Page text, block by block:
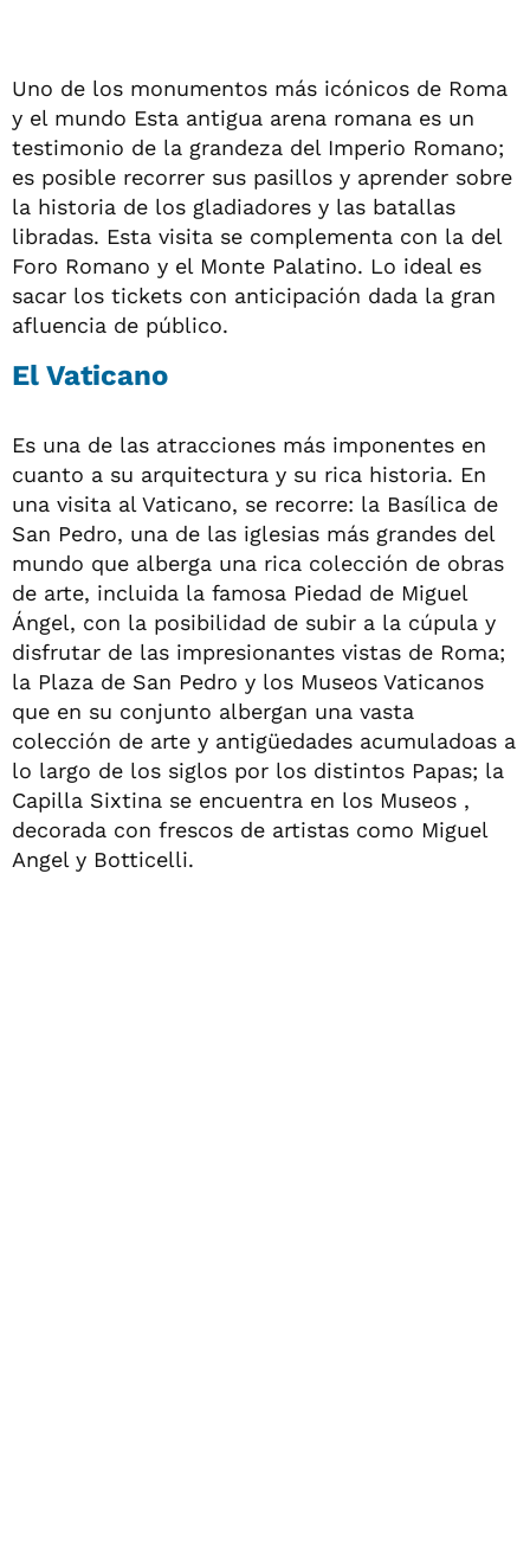
Uno de los monumentos más icónicos de Roma
y el mundo Esta antigua arena romana es un
testimonio de la grandeza del Imperio Romano;
es posible recorrer sus pasillos y aprender sobre
la historia de los gladiadores y las batallas
libradas. Esta visita se complementa con la del
Foro Romano y el Monte Palatino. Lo ideal es
sacar los tickets con anticipación dada la gran
afluencia de público.
El Vaticano
Es una de las atracciones más imponentes en
cuanto a su arquitectura y su rica historia. En
una visita al Vaticano, se recorre: la Basílica de
San Pedro, una de las iglesias más grandes del
mundo que alberga una rica colección de obras
de arte, incluida la famosa Piedad de Miguel
Ángel, con la posibilidad de subir a la cúpula y
disfrutar de las impresionantes vistas de Roma;
la Plaza de San Pedro y los Museos Vaticanos
que en su conjunto albergan una vasta
colección de arte y antigüedades acumuladoas a
lo largo de los siglos por los distintos Papas; la
Capilla Sixtina se encuentra en los Museos ,
decorada con frescos de artistas como Miguel
Angel y Botticelli.